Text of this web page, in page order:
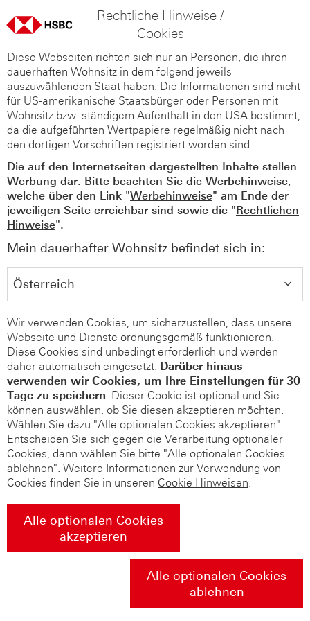
Rechtliche Hinweise /
Cookies
Diese Webseiten richten sich nur an Personen, die ihren
dauerhaften Wohnsitz in dem folgend jeweils
auszuwählenden Staat haben. Die Informationen sind nicht
für US-amerikanische Staatsbürger oder Personen mit
Wohnsitz bzw. ständigem Aufenthalt in den USA bestimmt,
da die aufgeführten Wertpapiere regelmäßig nicht nach
den dortigen Vorschriften registriert worden sind.
Die auf den Internetseiten dargestellten Inhalte stellen
Werbung dar. Bitte beachten Sie die Werbehinweise,
welche über den Link "Werbehinweise" am Ende der
jeweiligen Seite erreichbar sind sowie die "Rechtlichen
Hinweise".
Mein dauerhafter Wohnsitz befindet sich in:
Wir verwenden Cookies, um sicherzustellen, dass unsere
Webseite und Dienste ordnungsgemäß funktionieren.
Diese Cookies sind unbedingt erforderlich und werden
daher automatisch eingesetzt. Darüber hinaus
verwenden wir Cookies, um Ihre Einstellungen für 30
Tage zu speichern. Dieser Cookie ist optional und Sie
können auswählen, ob Sie diesen akzeptieren möchten.
Wählen Sie dazu "Alle optionalen Cookies akzeptieren".
Entscheiden Sie sich gegen die Verarbeitung optionaler
Cookies, dann wählen Sie bitte "Alle optionalen Cookies
ablehnen". Weitere Informationen zur Verwendung von
Cookies finden Sie in unseren Cookie Hinweisen.
Alle optionalen Cookies
akzeptieren
Alle optionalen Cookies
ablehnen